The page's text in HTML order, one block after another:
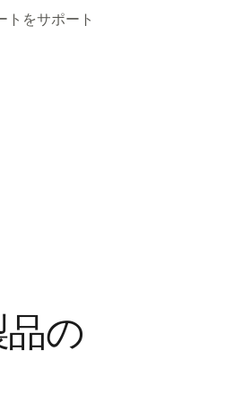
トをサポート
の